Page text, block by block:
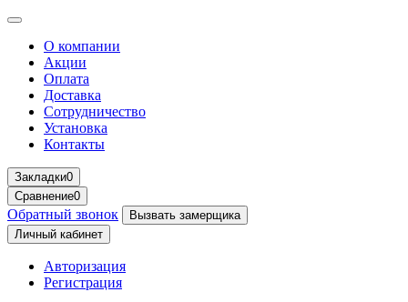
О компании
Акции
Оплата
Доставка
Сотрудничество
Установка
Контакты
Закладки0
Сравнение0
Обратный звонок
Вызвать замерщика
Личный кабинет
Авторизация
Регистрация